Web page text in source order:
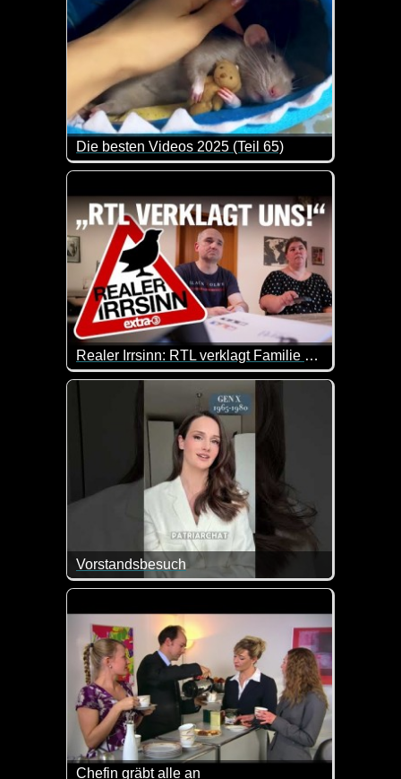
Die besten Videos 2025 (Teil 65)
Eine tolle Zusammenstellung von lustigen
Realer Irrsinn: RTL verklagt Familie wegen Firmenlogo - extra 3
Ein riesiges Medienunternehmen verteidigt seine
Vorstandsbesuch
Wie sich die verschiedenen Generationen auf
Chefin gräbt alle an